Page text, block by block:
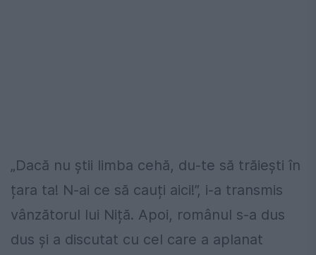
„Dacă nu știi limba cehă, du-te să trăiești în
țara ta! N-ai ce să cauți aici!”, i-a transmis
vânzătorul lui Niță. Apoi, românul s-a dus
dus și a discutat cu cel care a aplanat